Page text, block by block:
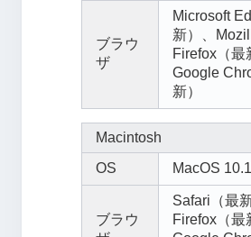
ブラウ
ザ
Microsoft
新）、
Firefox（最
Google
新）
Macintosh
OS
MacOS
ブラウ
Safari（最
Firefox（最